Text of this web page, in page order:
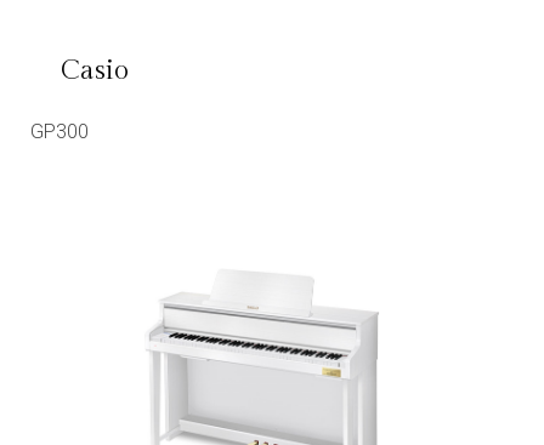
Casio
GP300